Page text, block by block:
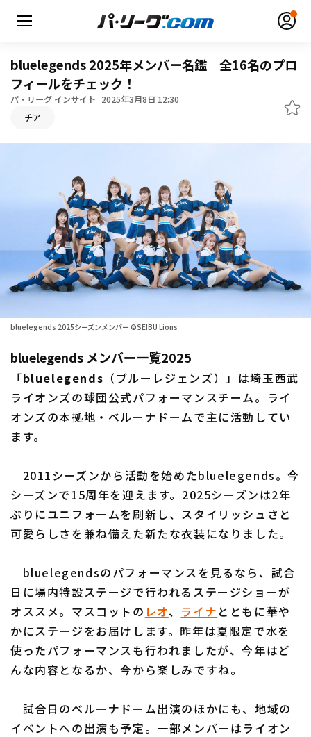
無料アカウント登録
日程・結果
順位表･成績
ファーム東地区
ファーム中地区
ファーム西地区
交流戦
北海道日本ハムファイターズ
東北楽天ゴールデンイーグルス
オリックス・バファローズ
福岡ソフトバンクホークス
設定
利用規約 プライバシーポリシー
bluelegends 2025年メンバー名鑑 全16名のプロ
フィールをチェック！
パ・リーグ インサイト 2025年3月8日 12:30
チア
bluelegends 2025シーズンメンバー ©SEIBU Lions
bluelegends メンバー一覧2025
「bluelegends （ブルーレジェンズ）」は埼玉西武
ライオンズの球団公式パフォーマンスチーム。ライ
オンズの本拠地・ベルーナドームで主に活動してい
ます。
2011シーズンから活動を始めたbluelegends。今
シーズンで15周年を迎えます。2025シーズンは2年
ぶりにユニフォームを刷新し、スタイリッシュさと
可愛らしさを兼ね備えた新たな衣装になりました。
bluelegendsのパフォーマンスを見るなら、試合
日に場内特設ステージで行われるステージショーが
オススメ。マスコットの レオ、 ライナ とともに華や
かにステージをお届けします。昨年は夏限定で水を
使ったパフォーマンスも行われましたが、今年はど
んな内容となるか、今から楽しみですね。
試合日のベルーナドーム出演のほかにも、地域の
イベントへの出演も予定。一部メンバーはライオン